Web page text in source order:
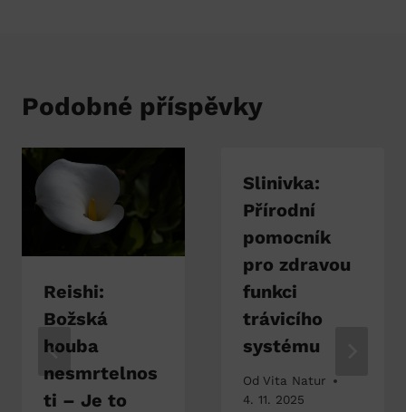
Podobné příspěvky
Reishi:
Božská
houba
nesmrtelnos
ti – Je to
Slinivka:
Přírodní
pomocník
pro zdravou
funkci
trávicího
systému
Od Vita Natur
4. 11. 2025